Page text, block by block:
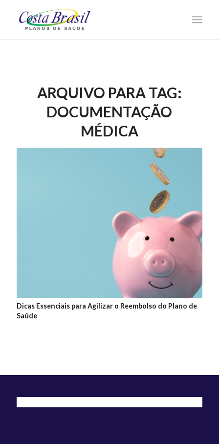
ARQUIVO PARA TAG:
DOCUMENTAÇÃO
MÉDICA
Dicas Essenciais para Agilizar o Reembolso do Plano de
Saúde